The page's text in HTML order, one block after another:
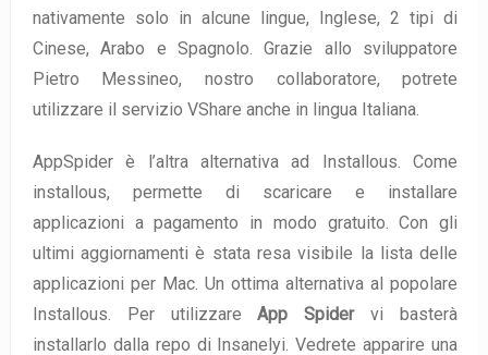
nativamente solo in alcune lingue, Inglese, 2 tipi di
Cinese, Arabo e Spagnolo. Grazie allo sviluppatore
Pietro Messineo, nostro collaboratore, potrete
utilizzare il servizio VShare anche in lingua Italiana.
AppSpider è l’altra alternativa ad Installous. Come
installous, permette di scaricare e installare
applicazioni a pagamento in modo gratuito. Con gli
ultimi aggiornamenti è stata resa visibile la lista delle
applicazioni per Mac. Un ottima alternativa al popolare
Installous. Per utilizzareApp Spidervi basterà
installarlo dalla repo di Insanelyi. Vedrete apparire una